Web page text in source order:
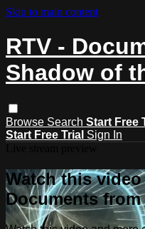
Skip to main content
RTV -
Shadow of
Browse Search Start Free
Start Free Trial Sign In
Watch this
Documents